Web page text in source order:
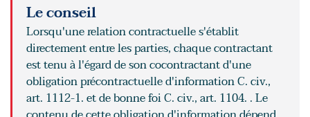
Le conseil
Lorsqu'une relation contractuelle s'établit
directement entre les parties, chaque contractant
est tenu à l'égard de son cocontractant d'une
obligation précontractuelle d'information C. civ.,
art. 1112-1. et de bonne foi C. civ., art. 1104. . Le